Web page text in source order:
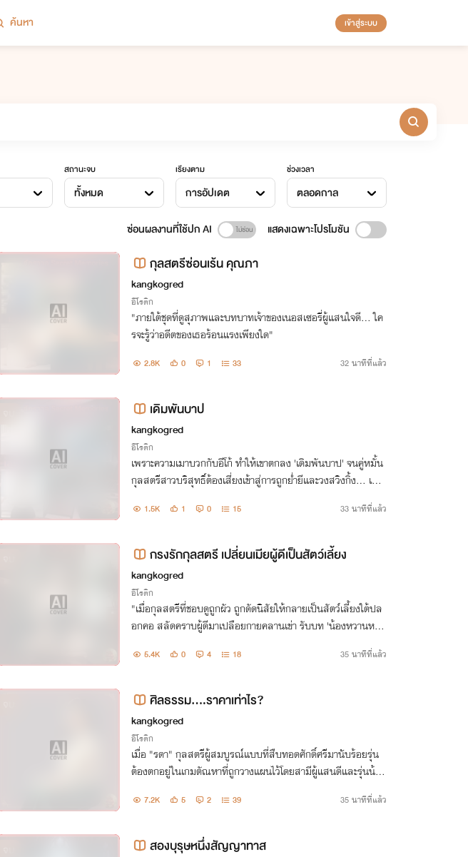
ค้นหา เข้าสู่ระบบ
สถานะจบ
ทั้งหมด
เรียงตาม
การอัปเดต
ช่วงเวลา
ตลอดกาล
ซ่อนผลงานที่ใช้ปก AI แสดงเฉพาะโปรโมชัน
กุลสตรีซ่อนเร้น คุณภา
kangkogred
อีโรติก
"ภายใต้ชุดที่ดูสุภาพและบทบาทเจ้าของเนอสเซอรี่ผู้แสนใจดี... ใค
รจะรู้ว่าอดีตของเธอร้อนแรงเพียงใด"
2.8K 0 1 33 32 นาทีที่แล้ว
เดิมพันบาป
kangkogred
อีโรติก
เพราะความเมาบวกกับอีโก้ ทำให้เขาตกลง 'เดิมพันบาป' จนคู่หมั้น
กุลสตรีสาวบริสุทธิ์ต้องเสี่ยงเข้าสู่การถูกย่ำยีและวงสวิงกิ้ง... เธอ
1.5K 1 0 15 33 นาทีที่แล้ว
กรงรักกุลสตรี เปลี่ยนเมียผู้ดีเป็นสัตว์เลี้ยง
kangkogred
อีโรติก
"เมื่อกุลสตรีที่ชอบดูถูกผัว ถูกดัดนิสัยให้กลายเป็นสัตว์เลี้ยงใต้ปล
อกคอ สลัดคราบผู้ดีมาเปลือยกายคลานเข่า รับบท 'น้องหวานหมา
5.4K 0 4 18 35 นาทีที่แล้ว
ศิลธรรม....ราคาเท่าไร?
kangkogred
อีโรติก
เมื่อ "รดา" กุลสตรีผู้สมบูรณ์แบบที่สืบทอดศักดิ์ศรีมานับร้อยรุ่น
ต้องตกอยู่ในเกมตัณหาที่ถูกวางแผนไว้โดยสามีผู้แสนดีและรุ่นน้อง
ดินที่จ้องจะกลืนกินเ
7.2K 5 2 39 35 นาทีที่แล้ว
สองบุรุษหนึ่งสัญญาทาส